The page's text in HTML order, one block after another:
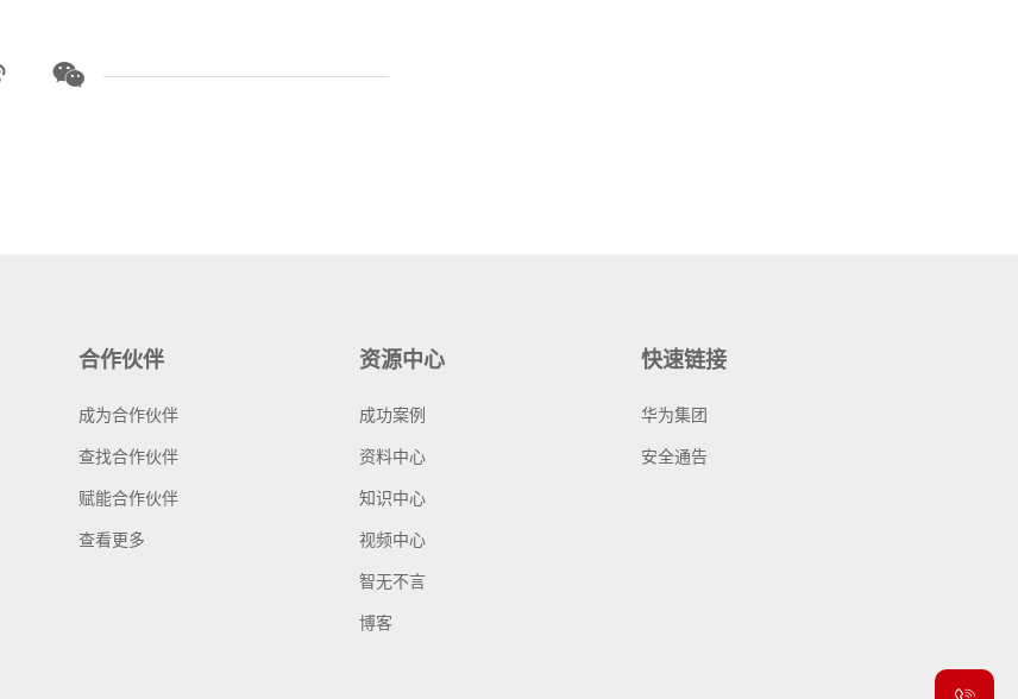
合作伙伴
成为合作伙伴
查找合作伙伴
赋能合作伙伴
查看更多
资源中心
成功案例
资料中心
知识中心
视频中心
智无不言
博客
快速链接
华为集团
安全通告